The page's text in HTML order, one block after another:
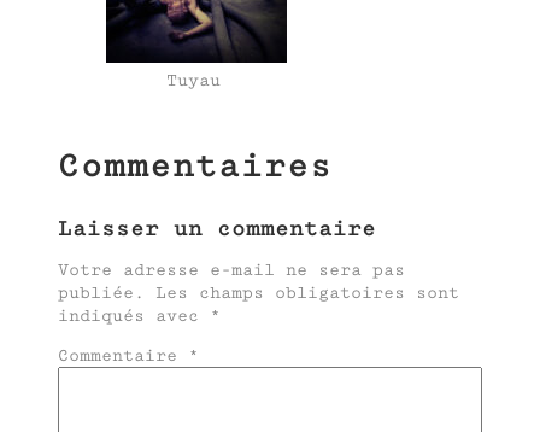
Tuyau
Commentaires
Laisser un commentaire
Votre adresse e-mail ne sera pas
publiée.
Les champs obligatoires sont
indiqués avec
*
Commentaire
*